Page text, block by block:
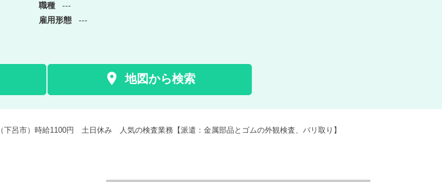
職種
---
雇用形態
---
 地図から検索
（下呂市）時給1100円 土日休み 人気の検査業務【派遣：金属部品とゴムの外観検査、バリ取り】